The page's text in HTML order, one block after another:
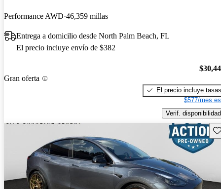
Performance AWD 46,359 millas
Entrega a domicilio desde North Palm Beach, FL
El precio incluye envío de $382
Gran oferta
El precio incluye tasas
$577/mes
Verif. disponibilidad